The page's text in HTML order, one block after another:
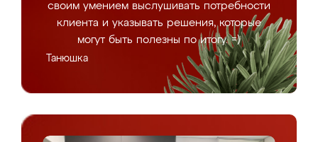
своим умением выслушивать потребности
клиента и указывать решения, которые
могут быть полезны по итогу. =)
Танюшка